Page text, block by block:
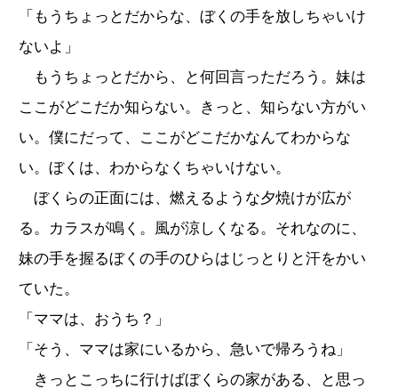
「もうちょっとだからな、ぼくの手を放しちゃいけ
ないよ」
もうちょっとだから、と何回言っただろう。妹は
ここがどこだか知らない。きっと、知らない方がい
い。僕にだって、ここがどこだかなんてわからな
い。ぼくは、わからなくちゃいけない。
ぼくらの正面には、燃えるような夕焼けが広が
る。カラスが鳴く。風が涼しくなる。それなのに、
妹の手を握るぼくの手のひらはじっとりと汗をかい
ていた。
「ママは、おうち？」
「そう、ママは家にいるから、急いで帰ろうね」
きっとこっちに行けばぼくらの家がある、と思っ